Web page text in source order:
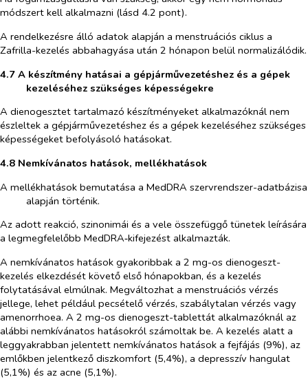
módszert kell alkalmazni (lásd 4.2 pont).
A rendelkezésre álló adatok alapján a menstruációs ciklus a
Zafrilla-kezelés abbahagyása után 2 hónapon belül normalizálódik.
4.7 A készítmény hatásai a gépjárművezetéshez és a gépek
kezeléséhez szükséges képességekre
A dienogesztet tartalmazó készítményeket alkalmazóknál nem
észleltek a gépjárművezetéshez és a gépek kezeléséhez szükséges
képességeket befolyásoló hatásokat.
4.8 Nemkívánatos hatások, mellékhatások
A mellékhatások bemutatása a MedDRA szervrendszer-adatbázisa
alapján történik.
Az adott reakció, szinonimái és a vele összefüggő tünetek leírására
a legmegfelelőbb MedDRA‑kifejezést alkalmazták.
A nemkívánatos hatások gyakoribbak a 2 mg-os dienogeszt-
kezelés elkezdését követő első hónapokban, és a kezelés
folytatásával elmúlnak. Megváltozhat a menstruációs vérzés
jellege, lehet például pecsételő vérzés, szabálytalan vérzés vagy
amenorrhoea. A 2 mg-os dienogeszt-tablettát alkalmazóknál az
alábbi nemkívánatos hatásokról számoltak be. A kezelés alatt a
leggyakrabban jelentett nemkívánatos hatások a fejfájás (9%), az
emlőkben jelentkező diszkomfort (5,4%), a depresszív hangulat
(5,1%) és az acne (5,1%).